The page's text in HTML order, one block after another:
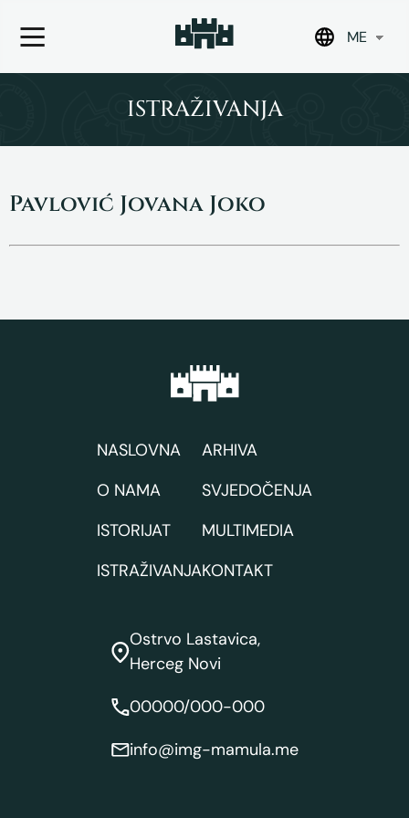
ME
ISTRAŽIVANJA
Pavlović Jovana Joko
NASLOVNA
O NAMA
ISTORIJAT
ISTRAŽIVANJA
ARHIVA
SVJEDOČENJA
MULTIMEDIA
KONTAKT
Ostrvo Lastavica,
Herceg Novi
00000/000-000
info@img-mamula.me